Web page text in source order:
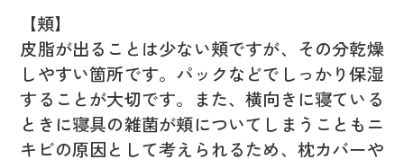
【頬】
皮脂が出ることは少ない頬ですが、その分乾燥
しやすい箇所です。パックなどでしっかり保湿
することが大切です。また、横向きに寝ている
ときに寝具の雑菌が頬についてしまうこともニ
キビの原因として考えられるため、枕カバーや